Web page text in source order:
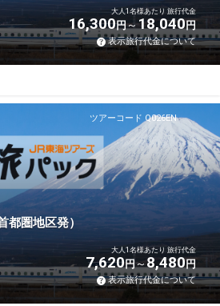
大人1名様あたり 旅行代金
16,300円 18,040円
表示旅行代金について
ツアーコード Q026EN
圏地区発）
大人1名様あたり 旅行代金
7,620円 8,480円
表示旅行代金について